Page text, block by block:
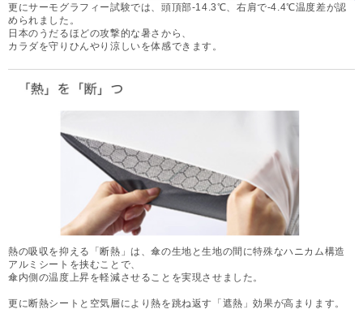
更にサーモグラフィー試験では、頭頂部-14.3℃、右肩で-4.4℃温度差が認
められました。
日本のうだるほどの攻撃的な暑さから、
カラダを守りひんやり涼しいを体感できます。
熱の吸収を抑える「断熱」は、傘の生地と生地の間に特殊なハニカム構造
アルミシートを挟むことで、
傘内側の温度上昇を軽減させることを実現させました。
更に断熱シートと空気層により熱を跳ね返す「遮熱」効果が高まります。